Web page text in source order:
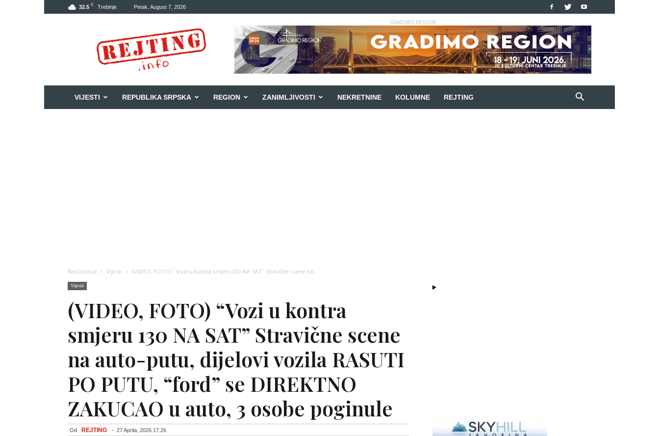
32.5 C Trebinje Petak, August 7, 2026
GRADIMO REGION
VIJESTI REPUBLIKA SRPSKA REGION ZANIMLJIVOSTI NEKRETNINE KOLUMNE REJTING
Naslovnica Vijesti (VIDEO, FOTO) “Vozi u kontra smjeru 130 NA SAT” Stravične scene na...
Vijesti
(VIDEO, FOTO) “Vozi u kontra
smjeru 130 NA SAT” Stravične scene
na auto-putu, dijelovi vozila RASUTI
PO PUTU, “ford” se DIREKTNO
ZAKUCAO u auto, 3 osobe poginule
Od REJTING - 27 Aprila, 2026 17:26